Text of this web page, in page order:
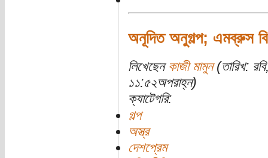
অনূদিত অনুগল্প; এমব্রুস
লিখেছেন কাজী মামুন(তারিখ:
১১:৫২অপরাহ্ন)
ক্যাটেগরি:
গল্প
অস্ত্র
দেশপ্রেম